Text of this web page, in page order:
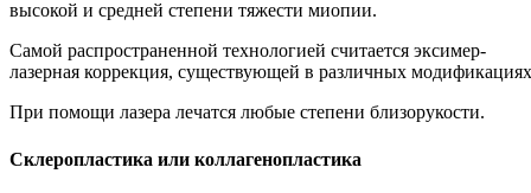
высокой и средней степени тяжести миопии.
Самой распространенной технологией считается эксимер-
лазерная коррекция, существующей в различных
При помощи лазера лечатся любые степени близорукости.
Склеропластика или коллагенопластика